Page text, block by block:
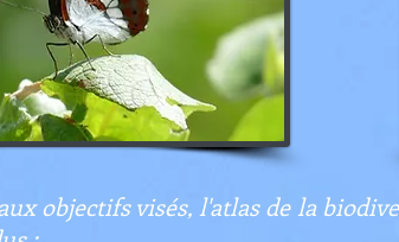
objectifs visés, l'atlas de la